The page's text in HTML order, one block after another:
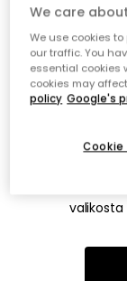
Emme
Tämä voi
on siirretty
valikosta
We care
We use cookies
our traffic. You
essential cookies
cookies may
policy Google's